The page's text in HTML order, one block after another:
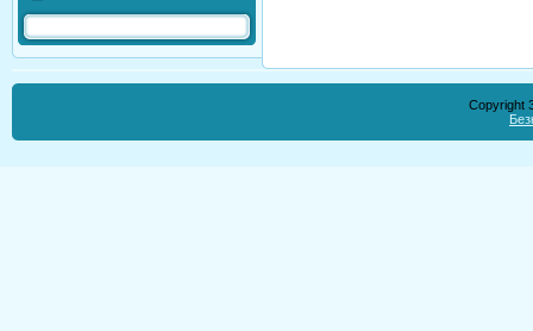
Copyright